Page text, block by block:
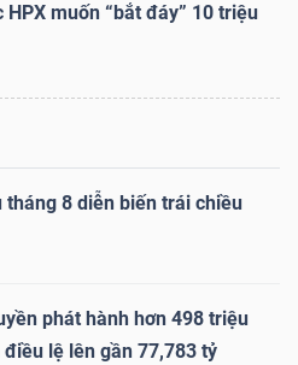
HPX muốn “bắt đáy” 10 triệu
tháng 8 diễn biến trái chiều
phát hành hơn 498 triệu
lệ lên gần 77,783 tỷ